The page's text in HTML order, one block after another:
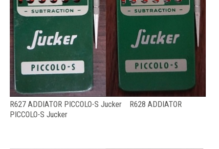
R627 ADDIATOR PICCOLO-S Jucker R628 ADDIATOR
PICCOLO-S Jucker